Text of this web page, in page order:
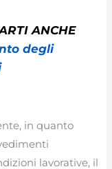
ANCHE
degli
in quanto
lavorative, il